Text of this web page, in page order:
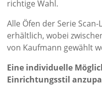
richtige Wahl.
Alle Öfen der Serie
erhältlich, wobei
von Kaufmann gewählt
Eine individuelle
Einrichtungsstil